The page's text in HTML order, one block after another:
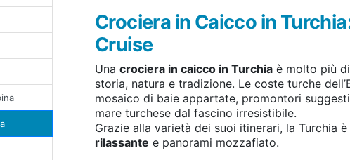
Crociera in Caicco in
Cruise
Una crociera in caicco in Turchia è molto più
storia, natura e tradizione. Le coste turche
mosaico di baie appartate, promontori
mare turchese dal fascino irresistibile.
Grazie alla varietà dei suoi itinerari, la Turchia
rilassante e panorami mozzafiato.